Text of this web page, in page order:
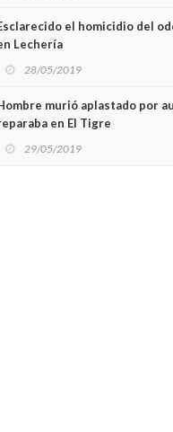
el homicidio del
Lechería
28/05/2019
murió aplastado por
en El Tigre
29/05/2019